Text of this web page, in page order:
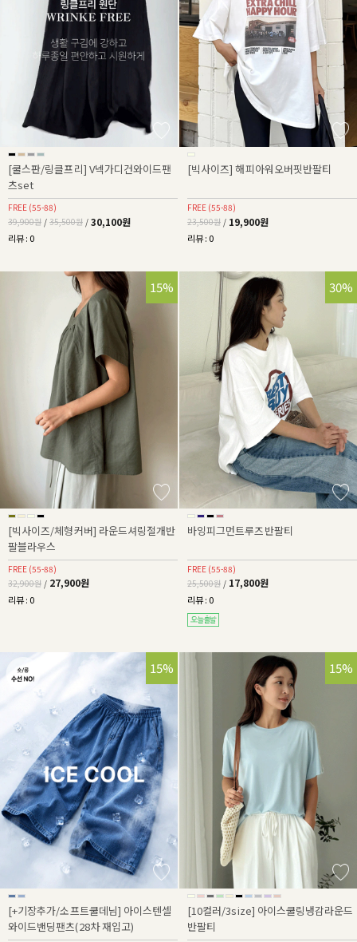
[쿨스판/링클프리] V넥가디건와이드팬
츠set
FREE (55-88)
39,900원 / 35,500원 / 30,100원
리뷰 : 0
[빅사이즈] 해피아워오버핏반팔티
FREE (55-88)
23,500원 / 19,900원
리뷰 : 0
15%
[빅사이즈/체형커버] 라운드셔링절개반
팔블라우스
FREE (55-88)
32,900원 / 27,900원
리뷰 : 0
30%
바잉피그먼트루즈반팔티
FREE (55-88)
25,500원 / 17,800원
리뷰 : 0
32%
15%
[+기장추가/소프트쿨데님] 아이스텐셀
와이드밴딩팬츠(28차 재입고)
15%
[10컬러/3size] 아이스쿨링냉감라운드
반팔티